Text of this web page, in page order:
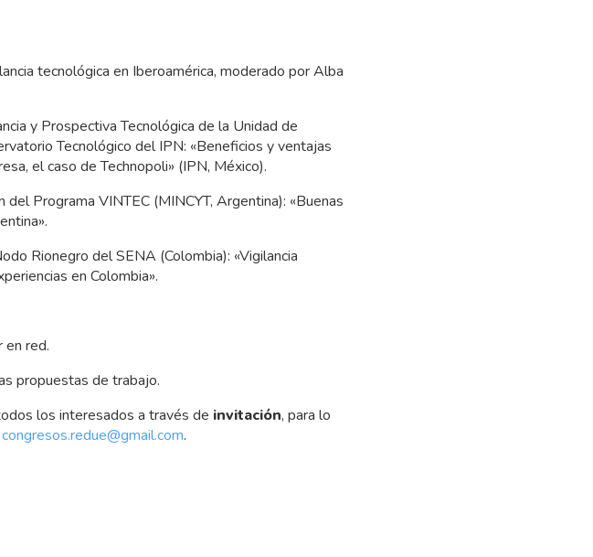
tecnológica en Iberoamérica, moderado por Alba
y Prospectiva Tecnológica de la Unidad de
Tecnológico del IPN: «Beneficios y ventajas
el caso de Technopoli» (IPN, México).
del Programa VINTEC (MINCYT, Argentina): «Buenas
Rionegro del SENA (Colombia): «Vigilancia
en Colombia».
en red.
propuestas de trabajo.
los interesados a través de invitación, para lo
congresos.redue@gmail.com.